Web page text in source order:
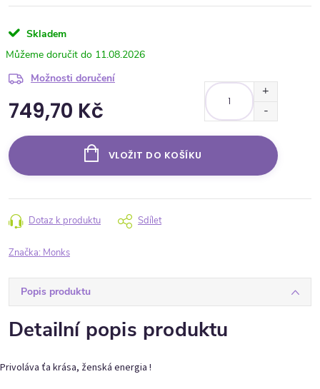
Skladem
11.08.2026
Možnosti doručení
749,70 Kč
VLOŽIT DO KOŠÍKU
Dotaz k produktu Sdílet
Značka: Monks
Popis produktu
Detailní popis produktu
Privoláva ťa krása, ženská energia !